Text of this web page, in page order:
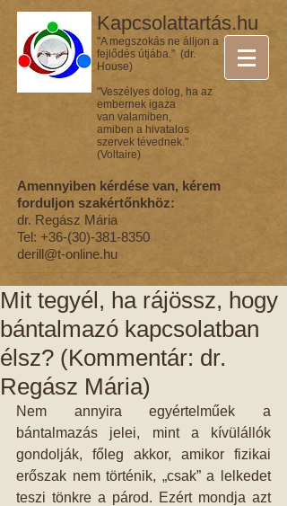
Kapcsolattartás.hu
"A megszokás ne álljon a
fejlődés útjába." (dr.
House)
"Veszélyes dolog, ha az
embernek igaza
van valamiben,
amiben a hivatalos
szervek tévednek."
(Voltaire)
Amennyiben kérdése van, kérem
forduljon szakértőnkhöz:
dr. Regász Mária
Tel: +36-(30)-381-8350
derill@t-online.hu
Mit tegyél, ha rájössz, hogy
bántalmazó kapcsolatban
élsz? (Kommentár: dr.
Regász Mária)
Nem annyira egyértelműek a
bántalmazás jelei, mint a kívülállók
gondolják, főleg akkor, amikor fizikai
erőszak nem történik, „csak” a lelkedet
teszi tönkre a párod. Ezért mondja azt